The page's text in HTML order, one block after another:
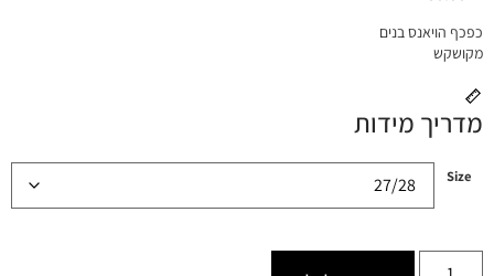
כפכף הויאנס בנים
מקושקש
מדריך מידות
Size